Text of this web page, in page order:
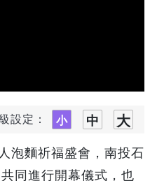
設定：
泡麵祈福盛會，南投石
同進行開幕儀式，也